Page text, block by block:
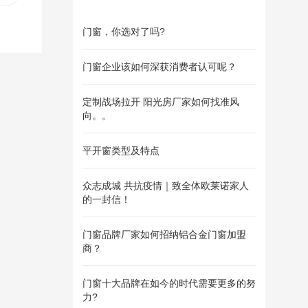
门窗，你选对了吗?
门窗企业该如何深获消费者认可呢？
定制战场拉开 阳光房厂家如何找准风
向。。
平开窗类型及特点
众志成城 共抗疫情｜致全体欧莱诺家人
的一封信！
门窗品牌厂家如何招纳铝合金门窗加盟
商？
门窗十大品牌在如今的时代需要更多的努
力?